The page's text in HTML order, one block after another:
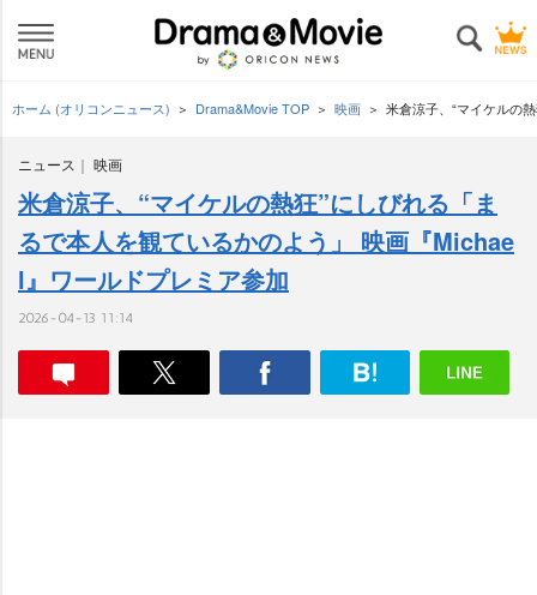
ホーム (オリコンニュース) Drama&Movie TOP 映画 米倉涼子、“マイケルの
ニュース 映画
米倉涼子、“マイケルの熱狂”にしびれる「ま
るで本人を観ているかのよう」 映画『Michae
l』ワールドプレミア参加
2026-04-13 11:14